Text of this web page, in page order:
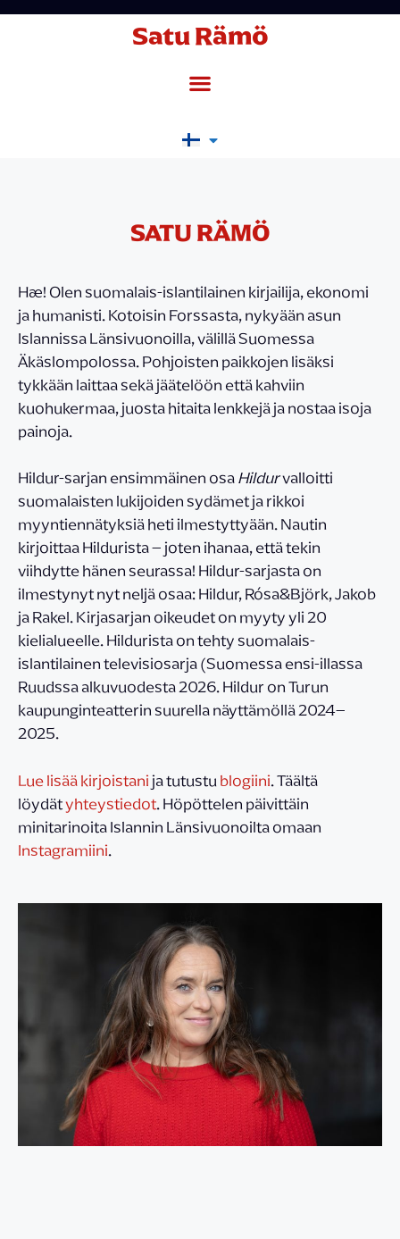
Satu Rämö
SATU RÄMÖ
Hæ! Olen suomalais-islantilainen kirjailija, ekonomi
ja humanisti. Kotoisin Forssasta, nykyään asun
Islannissa Länsivuonoilla, välillä Suomessa
Äkäslompolossa. Pohjoisten paikkojen lisäksi
tykkään laittaa sekä jäätelöön että kahviin
kuohukermaa, juosta hitaita lenkkejä ja nostaa isoja
painoja.
Hildur-sarjan ensimmäinen osaHildurvalloitti
suomalaisten lukijoiden sydämet ja rikkoi
myyntiennätyksiä heti ilmestyttyään. Nautin
kirjoittaa Hildurista – joten ihanaa, että tekin
viihdytte hänen seurassa! Hildur-sarjasta on
ilmestynyt nyt neljä osaa: Hildur, Rósa&Björk, Jakob
ja Rakel. Kirjasarjan oikeudet on myyty yli 20
kielialueelle. Hildurista on tehty suomalais-
islantilainen televisiosarja (Suomessa ensi-illassa
Ruudssa alkuvuodesta 2026. Hildur on Turun
kaupunginteatterin suurella näyttämöllä 2024–
2025.
Lue lisää kirjoistanija tutustublogiini. Täältä
löydätyhteystiedot. Höpöttelen päivittäin
minitarinoita Islannin Länsivuonoilta omaan
Instagramiini.